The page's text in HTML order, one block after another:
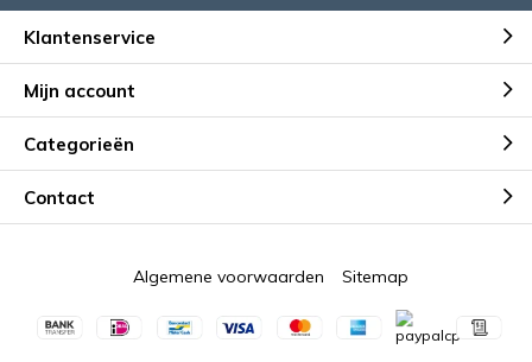
Klantenservice
Mijn account
Categorieën
Contact
Algemene voorwaarden Sitemap